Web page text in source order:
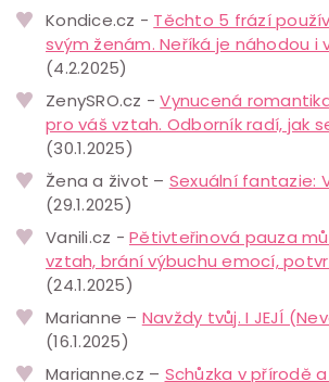
Kondice.cz - Těchto 5 frází
svým ženám. Neříká je náhodou i
(4.2.2025)
ZenySRO.cz -Vynucená
pro váš vztah. Odborník radí, jak
(30.1.2025)
Žena a život – Sexuální fantazie:
(29.1.2025)
Vanili.cz - Pětivteřinová pauza
vztah, brání výbuchu emocí,
(24.1.2025)
Marianne – Navždy tvůj. I JEJÍ
(16.1.2025)
Marianne.cz – Schůzka v přírodě